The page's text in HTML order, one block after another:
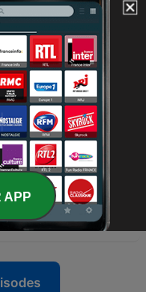
de la ménopause
sont-ils
du
chercheurs
en
APP